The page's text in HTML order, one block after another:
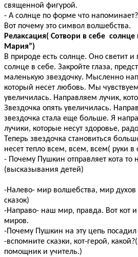
священной фигурой.
- А солнце по форме что
Вот почему это символ волшебства.
Релаксация( Сотвори в себе
Мария”)
В природе есть солнце. Оно светит и
солнце в себе. Закройте глаза,
маленькую звездочку. Мысленно
который несет любовь. Мы
увеличилась. Направляем лучик,
Звездочка опять увеличилась.
звездочка стала еще больше. Я
лучики, которые несут здоровье,
Теперь звездочка становиться
несет тепло всем, всем, всем( руки в
- Почему Пушкин отправляет кота то
(высказывания детей)
-Налево- мир волшебства, мир духов
сказок)
-Направо- наш мир, правда. Вот кот и
миров.
-Почему Пушкин на эту цепь
-вспомните сказки, кот-герой,
помощник и учитель.)